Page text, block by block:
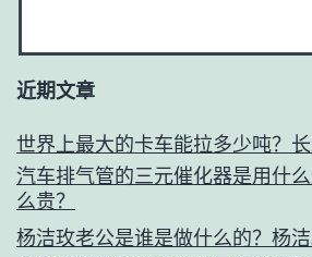
近期文章
世界上最大的卡车能拉多少吨？长
汽车排气管的三元催化器是用什
么贵？
杨洁玫老公是谁是做什么的？杨洁